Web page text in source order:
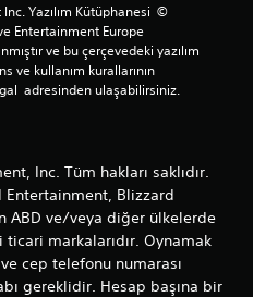
Yazılım Kütüphanesi  ©
Entertainment Europe
ve bu çerçevedeki yazılım
ve kullanım kurallarının
adresinden ulaşabilirsiniz.
Inc. Tüm hakları saklıdır.
Entertainment, Blizzard
ABD ve/veya diğer ülkelerde
markalarıdır. Oynamak
cep telefonu numarası
gereklidir. Hesap başına bir